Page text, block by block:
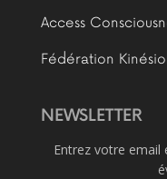
Access
Fédération
NEWSLETTER
Entrez votre email